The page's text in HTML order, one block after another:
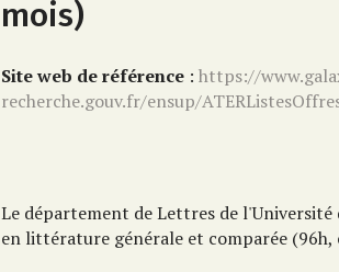
mois)
Site web de référence :https://
recherche.gouv.fr/ensup/
Le département de Lettres de l'Université
en littérature générale et comparée (96h,